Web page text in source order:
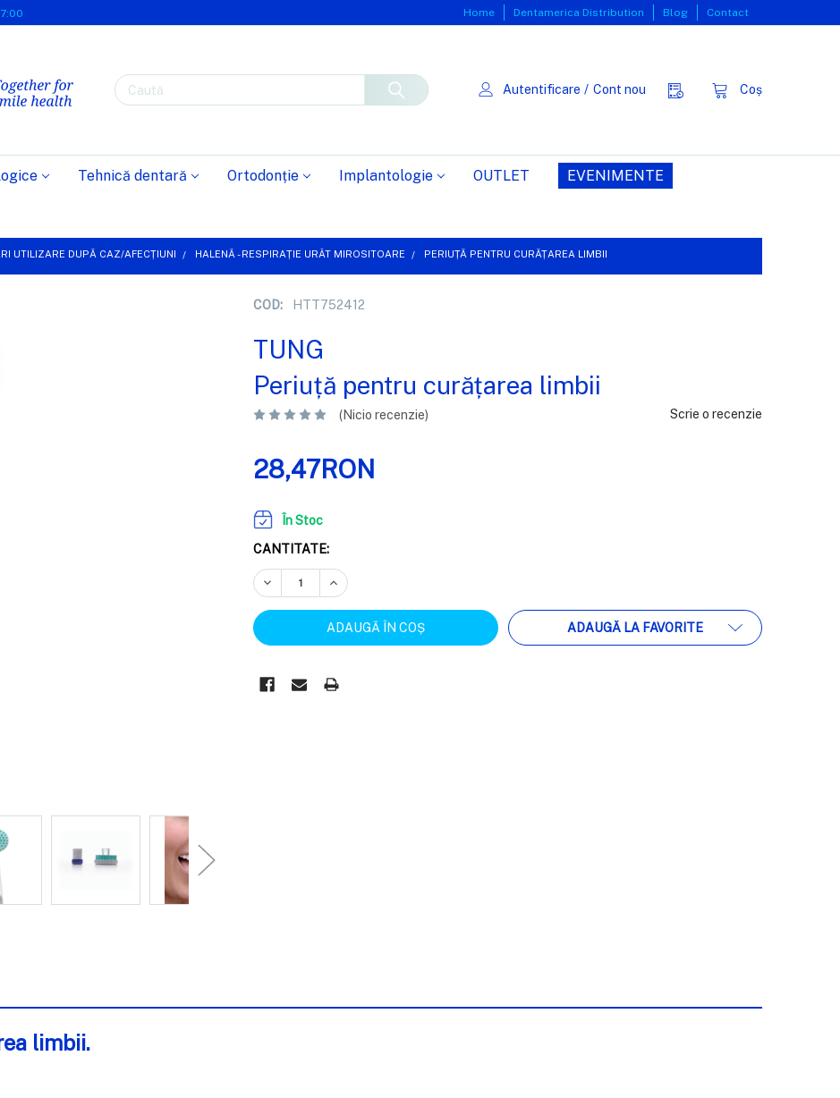
Home Dentamerica Distribution Blog Contact
Autentificare / Cont nou Coș
Caută
Tehnică dentară Ortodonție Implantologie OUTLET EVENIMENTE
UTILIZARE DUPĂ CAZ/AFECȚIUNI HALENĂ - RESPIRAȚIE URÂT MIROSITOARE PERIUȚĂ PENTRU CURĂȚAREA LIMBII
COD: HTT752412
TUNG
Periuță pentru curățarea limbii
(Nicio recenzie) Scrie o recenzie
28,47RON
În Stoc
CANTITATE:
REDUCEȚI CANTITATEA:
CREȘTEȚI CANTITATEA:
ADAUGĂ LA FAVORITE
limbii.